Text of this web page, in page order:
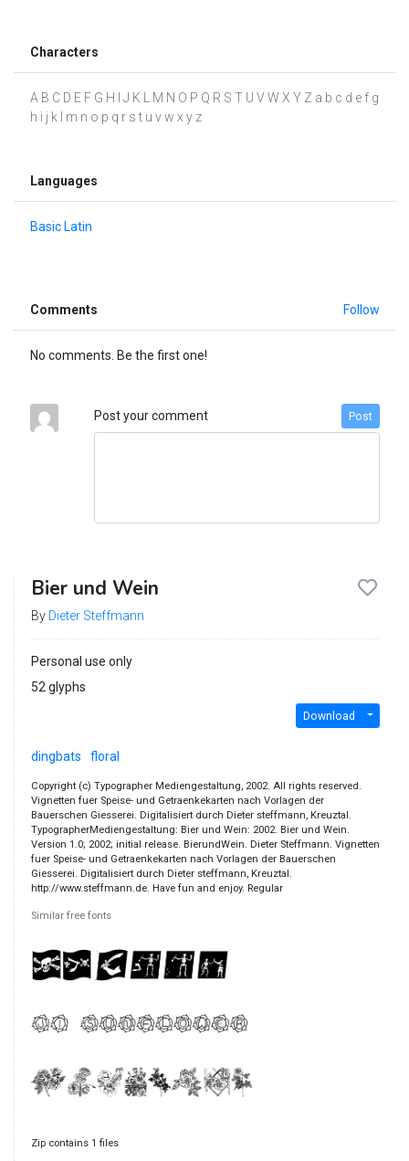
Characters
A B C D E F G H I J K L M N O P Q R S T U V W X Y Z a b c d e f g
h i j k l m n o p q r s t u v w x y z
Languages
Basic Latin
Comments Follow
No comments. Be the first one!
Post your comment Post
Bier und Wein
By Dieter Steffmann
Personal use only
52 glyphs
Download
dingbats floral
Copyright (c) Typographer Mediengestaltung, 2002. All rights reserved.
Vignetten fuer Speise- und Getraenkekarten nach Vorlagen der
Bauerschen Giesserei. Digitalisiert durch Dieter steffmann, Kreuztal.
TypographerMediengestaltung: Bier und Wein: 2002. Bier und Wein.
Version 1.0; 2002; initial release. BierundWein. Dieter Steffmann. Vignetten
fuer Speise- und Getraenkekarten nach Vorlagen der Bauerschen
Giesserei. Digitalisiert durch Dieter steffmann, Kreuztal.
http://www.steffmann.de. Have fun and enjoy. Regular
Similar free fonts
Zip contains 1 files